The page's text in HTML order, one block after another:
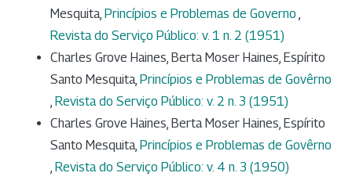
Mesquita, Princípios e Problemas de Governo ,
Revista do Serviço Público: v. 1 n. 2 (1951)
Charles Grove Haines, Berta Moser Haines, Espírito
Santo Mesquita, Princípios e Problemas de Govêrno
, Revista do Serviço Público: v. 2 n. 3 (1951)
Charles Grove Haines, Berta Moser Haines, Espírito
Santo Mesquita, Princípios e Problemas de Govêrno
, Revista do Serviço Público: v. 4 n. 3 (1950)